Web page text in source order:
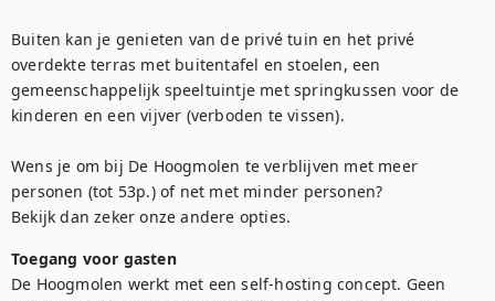
Buiten kan je genieten van de privé tuin en het privé
overdekte terras met buitentafel en stoelen, een
gemeenschappelijk speeltuintje met springkussen voor de
kinderen en een vijver (verboden te vissen).
Wens je om bij De Hoogmolen te verblijven met meer
personen (tot 53p.) of net met minder personen?
Bekijk dan zeker onze andere opties.
Toegang voor gasten
De Hoogmolen werkt met een self-hosting concept. Geen